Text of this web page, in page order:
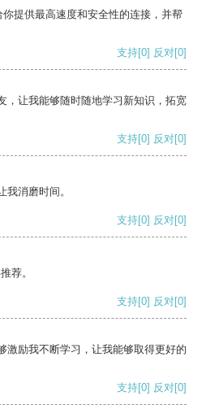
提供最高速度和安全性的连接，并帮
支持[0] 反对[0]
，让我能够随时随地学习新知识，拓宽
支持[0] 反对[0]
消磨时间。
支持[0] 反对[0]
荐。
支持[0] 反对[0]
激励我不断学习，让我能够取得更好的
支持[0] 反对[0]